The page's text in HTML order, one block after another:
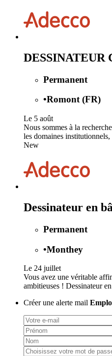
DESSINATEUR
Permanent
•Romont (FR)
Le 5 août
Nous sommes à la
les domaines
New
Dessinateur en
Permanent
•Monthey
Le 24 juillet
Vous avez une véritable
ambitieuses ! Dessinateur
Créer une alerte mail